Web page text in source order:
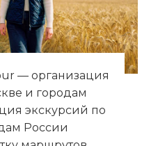
— организация
и городам
экскурсий по
России